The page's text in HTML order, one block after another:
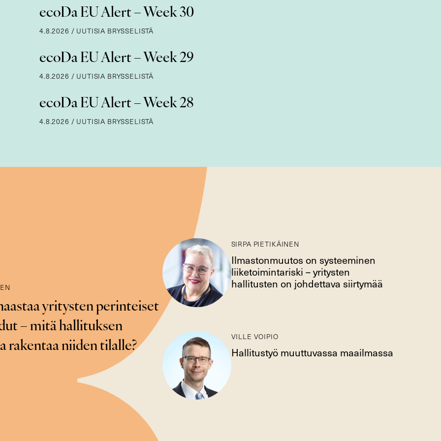
ecoDa EU Alert – Week 30
4.8.2026 / UUTISIA BRYSSELISTÄ
ecoDa EU Alert – Week 29
4.8.2026 / UUTISIA BRYSSELISTÄ
ecoDa EU Alert – Week 28
4.8.2026 / UUTISIA BRYSSELISTÄ
yritysten perinteiset
– mitä hallituksen
rakentaa niiden tilalle?
SIRPA PIETIKÄINEN
Ilmastonmuutos on systeeminen
liiketoimintariski – yritysten
hallitusten on johdettava siirtymää
VILLE VOIPIO
Hallitustyö muuttuvassa maailmassa